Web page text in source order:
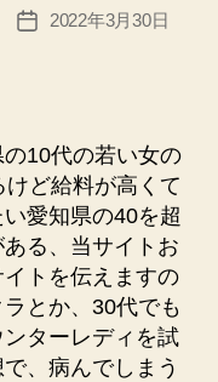
の
ォ
ン
レ
デ
ィ
求
人”
投
2022年3月30日
10代の若い女の
ど給料が高くて
愛知県の40を超
る、当サイトお
トを伝えますの
とか、30代でも
ターレディを試
、病んでしまう